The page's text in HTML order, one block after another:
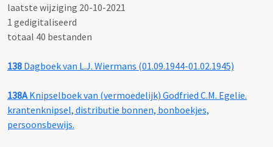
laatste wijziging 20-10-2021
1 gedigitaliseerd
totaal 40 bestanden
138 Dagboek van L.J. Wiermans (01.09.1944-01.02.1945)
138AKnipselboek van (vermoedelijk) Godfried C.M. Egelie.
krantenknipsel, distributie bonnen, bonboekjes,
persoonsbewijs.